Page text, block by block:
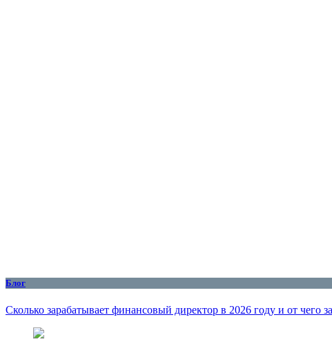
Блог
Сколько зарабатывает финансовый директор в 2026 году и от чего